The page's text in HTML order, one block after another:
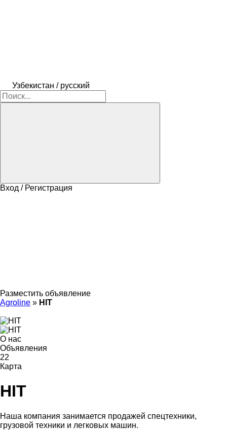
Узбекистан / русский
Вход / Регистрация
Разместить объявление
Agroline » HIT
О нас
Объявления
22
Карта
HIT
Наша компания занимается продажей спецтехники,
грузовой техники и легковых машин.